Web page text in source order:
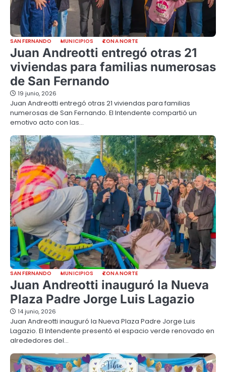
SAN FERNANDO MUNICIPIOS ZONA NORTE
Juan Andreotti entregó otras 21
viviendas para familias numerosas
de San Fernando
19 junio, 2026
Juan Andreotti entregó otras 21 viviendas para familias
numerosas de San Fernando. El Intendente compartió un
emotivo acto con las…
SAN FERNANDO MUNICIPIOS ZONA NORTE
Juan Andreotti inauguró la Nueva
Plaza Padre Jorge Luis Lagazio
14 junio, 2026
Juan Andreotti inauguró la Nueva Plaza Padre Jorge Luis
Lagazio. El Intendente presentó el espacio verde renovado en
alrededores del…